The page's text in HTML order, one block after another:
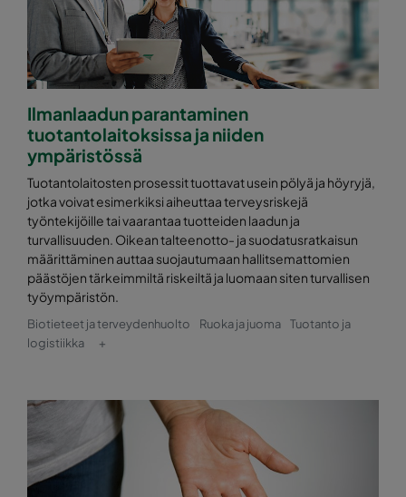
Ilmanlaadun parantaminen
tuotantolaitoksissa ja niiden
ympäristössä
Tuotantolaitosten prosessit tuottavat usein pölyä ja höyryjä,
jotka voivat esimerkiksi aiheuttaa terveysriskejä
työntekijöille tai vaarantaa tuotteiden laadun ja
turvallisuuden. Oikean talteenotto- ja suodatusratkaisun
määrittäminen auttaa suojautumaan hallitsemattomien
päästöjen tärkeimmiltä riskeiltä ja luomaan siten turvallisen
työympäristön.
Biotieteet ja terveydenhuolto Ruoka ja juoma
Tuotanto ja
logistiikka
+